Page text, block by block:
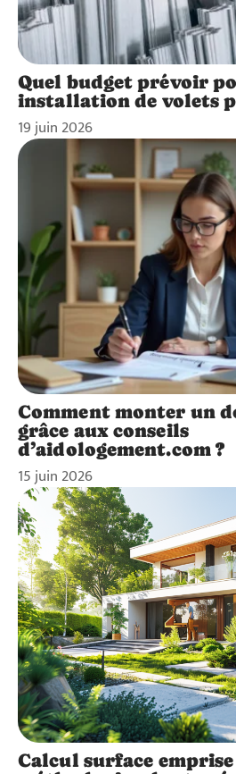
Quel budget prévoir
installation de volets
19 juin 2026
Comment monter un
grâce aux conseils
d’aidologement.com ?
15 juin 2026
Calcul surface emprise